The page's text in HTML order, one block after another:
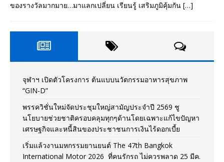
ของรางวัลมากมาย…มาแลกเปลี่ยน เรียนรู้ เสริมภูมิคุ้มกัน […]
จุฬาฯ เปิดตัวโครงการ ต้นแบบนวัตกรรมอาหารสุขภาพ
“GIN-D”
พรรควิชั่นใหม่จัดประชุมใหญ่สามัญประจำปี 2569 ชู
นโยบายช่วยชาติครอบคลุมทุกๆด้านโดยเฉพาะแก้ไขปัญหา
เศรษฐกิจและหนี้สินของประชาชนการเงินไร้ดอกเบี้ย
เริ่มแล้วงานมหกรรมยานยนต์ The 47th Bangkok
International Motor 2026 ที่คนรักรถ ไม่ควรพลาด 25 มีค.